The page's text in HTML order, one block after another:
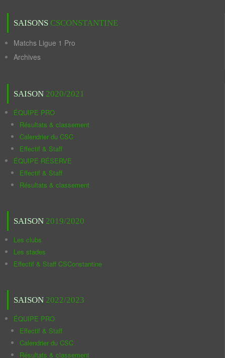
SAISONS CSCONSTANTINE
Matchs Ligue 1 Pro
Archives
SAISON 2020/2021
ÉQUIPE PRO
Résultats & classement
Calendrier du CSC
Effectif & Staff
ÉQUIPE RÉSERVE
Effectif & Staff
Résultats & classement
SAISON 2019/2020
Les clubs
Les stades
Effectif & Staff CSConstantine
SAISON 2022/2023
ÉQUIPE PRO
Effectif & Staff
Calendrier du CSC
Résultats & classement